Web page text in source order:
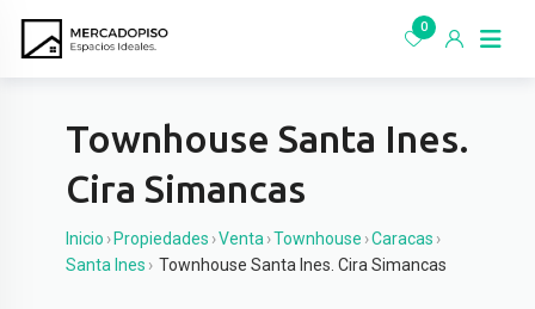
0
Townhouse Santa Ines.
Cira Simancas
Inicio › Propiedades ›Venta ›Townhouse ›Caracas ›
Santa Ines › Townhouse Santa Ines. Cira Simancas